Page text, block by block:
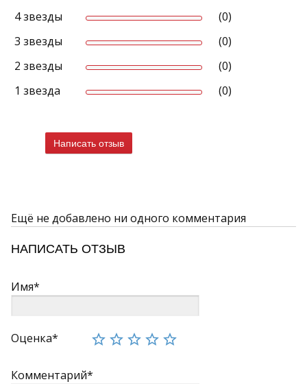
495-966-38-80 и 8-800-707-44-50 (звонок по России
бесплатный)
изображения.
В нашем каталогепредставлена керамическая плитка и
интерьеров и отдельных плиток.
4 звезды
(0)
3 звезды
(0)
2 звезды
(0)
1 звезда
(0)
Написать отзыв
Ещё не добавлено ни одного комментария
НАПИСАТЬ ОТЗЫВ
Имя*
Оценка*
Комментарий*